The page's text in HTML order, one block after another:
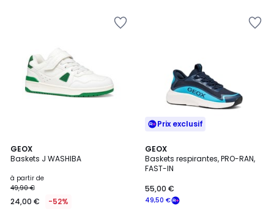
GEOX
Baskets J WASHIBA
à partir de
49,90 €
24,00 € -52%
3
Couleurs
Prix exclusif
GEOX
Baskets respirantes, PRO-RAN,
FAST-IN
49,50 €
55,00 €